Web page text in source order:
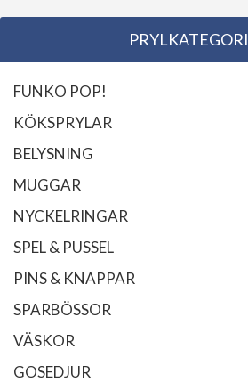
FUNKO POP!
KÖKSPRYLAR
BELYSNING
MUGGAR
NYCKELRINGAR
SPEL & PUSSEL
PINS & KNAPPAR
SPARBÖSSOR
VÄSKOR
GOSEDJUR